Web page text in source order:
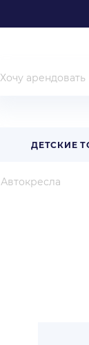
ДЕТСКИЕ
Автокресла